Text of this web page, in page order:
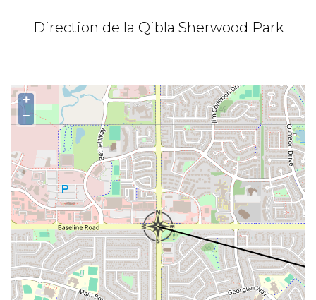
Direction de la Qibla Sherwood Park
+
−